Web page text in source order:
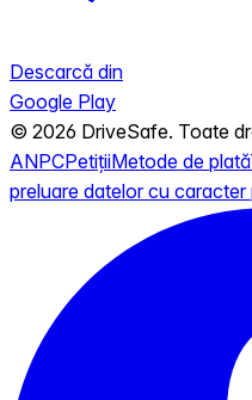
Descarcă din
Google Play
© 2026 DriveSafe. Toate
ANPCPetițiiMetode de plată
preluare datelor cu caracter